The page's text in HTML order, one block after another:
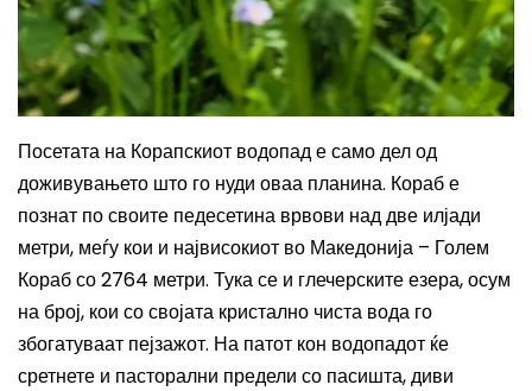
Посетата на Корапскиот водопад е само дел од
доживувањето што го нуди оваа планина. Кораб е
познат по своите педесетина врвови над две илјади
метри, меѓу кои и највисокиот во Македонија – Голем
Кораб со 2764 метри. Тука се и глечерските езера, осум
на број, кои со својата кристално чиста вода го
збогатуваат пејзажот. На патот кон водопадот ќе
сретнете и пасторални предели со пасишта, диви